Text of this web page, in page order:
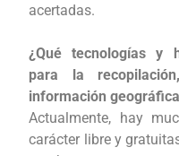
acertadas.
¿Qué tecnologías y
para la
información
Actualmente, hay
carácter libre y